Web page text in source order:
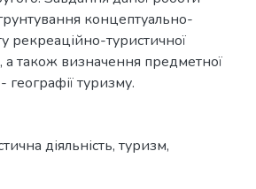
концептуально-
рекреаційно-туристичної
а також визначення предметної
- географії туризму.
діяльність, туризм,